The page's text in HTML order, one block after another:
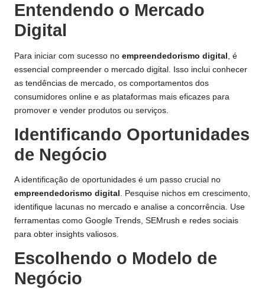
Entendendo o Mercado
Digital
Para iniciar com sucesso no empreendedorismo digital
, é
essencial compreender o mercado digital. Isso inclui conhecer
as tendências de mercado, os comportamentos dos
consumidores online e as plataformas mais eficazes para
promover e vender produtos ou serviços.
Identificando Oportunidades
de Negócio
A identificação de oportunidades é um passo crucial no
empreendedorismo digital . Pesquise nichos em crescimento,
identifique lacunas no mercado e analise a concorrência. Use
ferramentas como Google Trends, SEMrush e redes sociais
para obter insights valiosos.
Escolhendo o Modelo de
Negócio